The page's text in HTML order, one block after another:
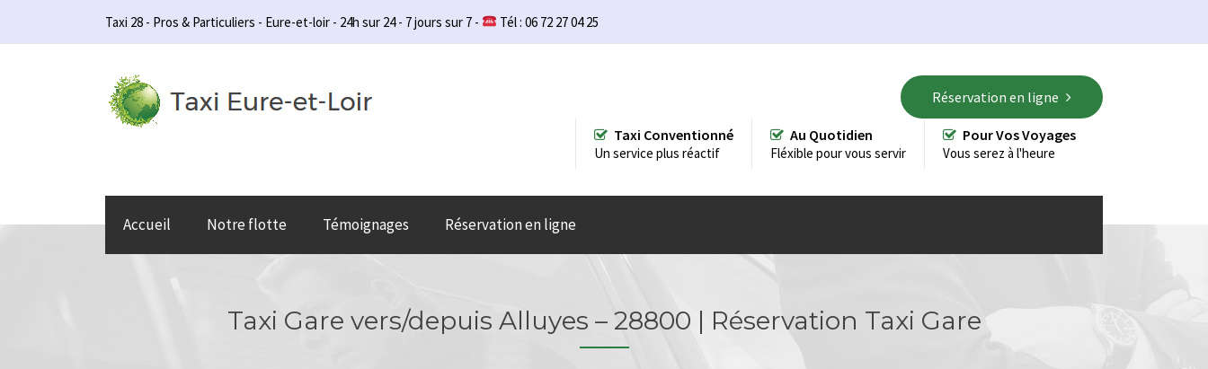
Taxi 28 - Pros & Particuliers - Eure-et-loir - 24h sur 24 - 7 jours sur 7 - Tél : 06 72 27 04 25
Réservation en ligne
Taxi Conventionné
Un service plus réactif
Au Quotidien
Fléxible pour vous servir
Pour Vos Voyages
Vous serez à l'heure
Accueil Notre flotte Témoignages Réservation en ligne
Taxi Gare vers/depuis Alluyes – 28800 | Réservation Taxi Gare